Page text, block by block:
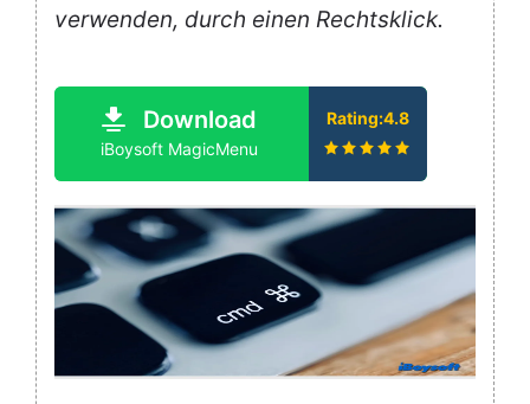
verwenden, durch einen Rechtsklick.
Download
iBoysoft MagicMenu
Rating:4.8